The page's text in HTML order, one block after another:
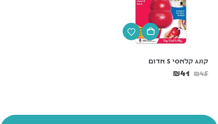
קונג קלאסי S אדום
₪45
₪41